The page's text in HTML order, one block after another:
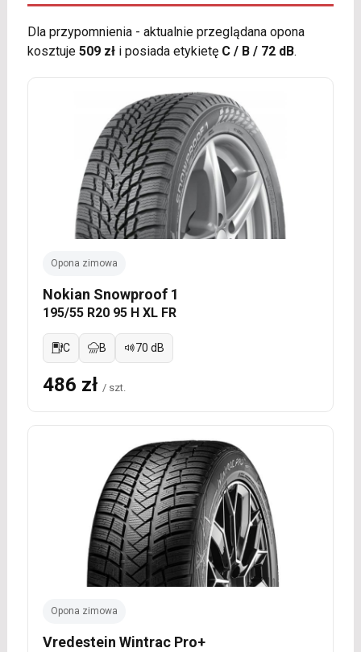
Dla przypomnienia - aktualnie przeglądana opona
kosztuje 509 złi posiada etykietę C / B / 72 dB.
Opona zimowa
Nokian Snowproof 1
195/55 R20 95 H XL FR
C B 70 dB
486 zł / szt.
Opona zimowa
Vredestein Wintrac Pro+